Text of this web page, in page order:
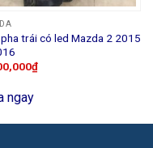
trái có led Mazda 2 2015
₫
ngay